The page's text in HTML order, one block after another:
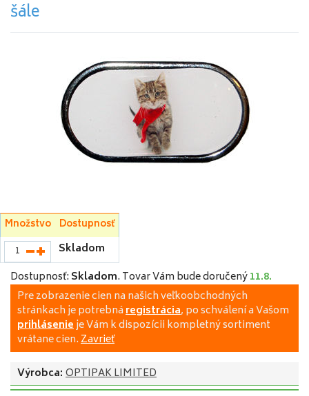
šále
Množstvo Dostupnosť
Skladom
Dostupnosť: Skladom. Tovar Vám bude doručený11.8.
Pre zobrazenie cien na našich veľkoobchodných
stránkach je potrebnáregistrácia, po schválení a Vašom
prihlásenieje Vám k dispozícii kompletný sortiment
vrátane cien.Zavrieť
Výrobca: OPTIPAK LIMITED